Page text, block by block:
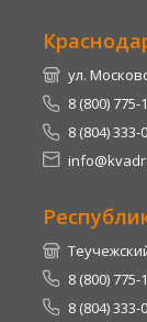
ул.
8 (800) 775-
8 (804) 333-
8 (800) 775-
8 (804) 333-